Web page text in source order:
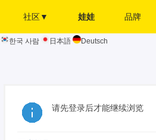
社区▼ 娃娃 品牌
한국 사람 日本語 Deutsch
请先登录后才能继续浏览